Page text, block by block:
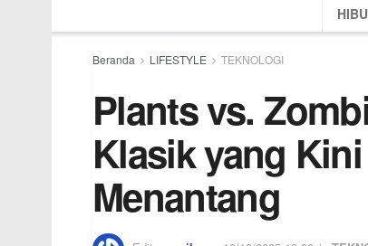
Beranda LIFESTYLE TEKNOLOGI
Plants vs.
Klasik yang
Menantang